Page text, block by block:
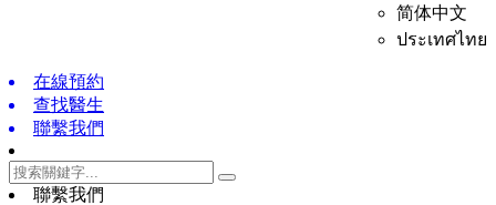
简体中文
ประเทศไทย
在線預約
查找醫生
聯繫我們
聯繫我們